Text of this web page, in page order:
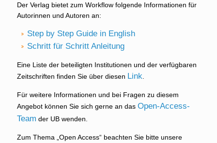
Der Verlag bietet zum Workflow folgende Informationen für
Autorinnen und Autoren an:
Step by Step Guide in English
Schritt für Schritt Anleitung
Eine Liste der beteiligten Institutionen und der verfügbaren
Zeitschriften finden Sie über diesen Link
Für weitere Informationen und bei Fragen zu diesem
Angebot können Sie sich gerne an das Open-Access-
Team der UB wenden.
Zum Thema „Open Access“ beachten Sie bitte unsere